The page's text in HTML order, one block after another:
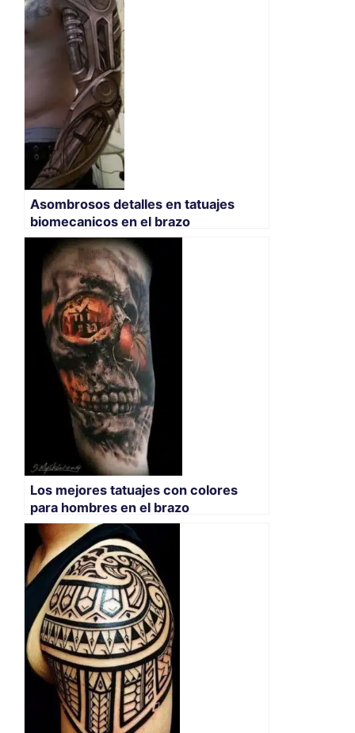
Asombrosos detalles en tatuajes
biomecanicos en el brazo
Los mejores tatuajes con colores
para hombres en el brazo